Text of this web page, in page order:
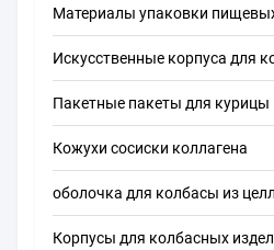
Материалы упаковки
Искусственные корпуса для
Пакетные пакеты для курицы
Кожухи сосиски коллагена
оболочка для колбасы из
Корпусы для колбасных